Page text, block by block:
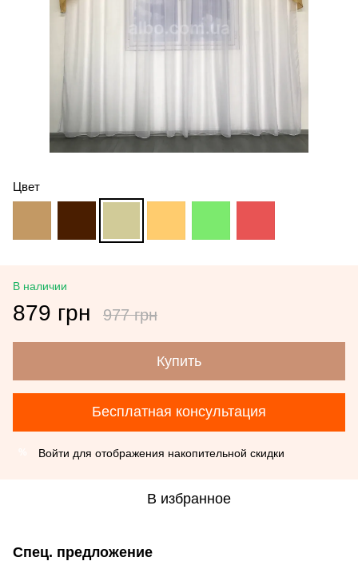
Цвет
В наличии
879 грн 977 грн
Купить
Бесплатная консультация
Войти для отображения накопительной скидки
В избранное
Спец. предложение